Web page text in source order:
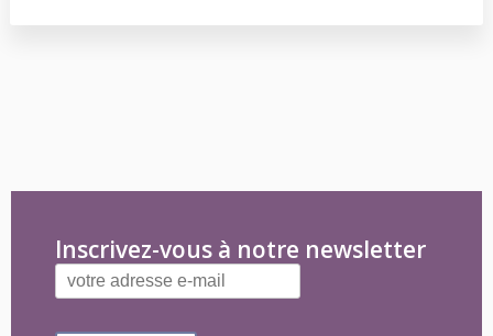
Inscrivez-vous à notre newsletter